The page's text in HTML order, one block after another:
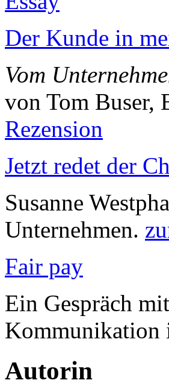
Der Kunde in
Vom
von Tom Buser,
Rezension
Jetzt redet der
Susanne
Unternehmen.
Fair pay
Ein Gespräch
Kommunikation
Autorin